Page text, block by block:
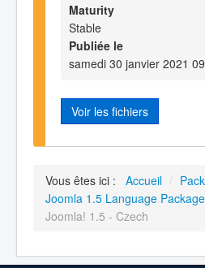
Maturity
Stable
Publiée le
samedi 30 janvier 2021
Voir les fichiers
Vous êtes ici : Accueil /
Joomla 1.5 Language
Joomla! 1.5 - Czech